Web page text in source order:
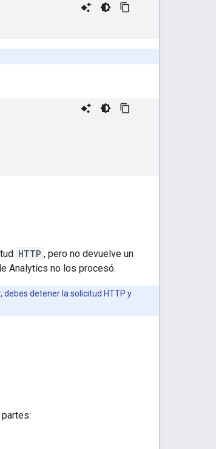
HTTP , pero no devuelve un
Analytics no los procesó.
debes detener la solicitud HTTP y